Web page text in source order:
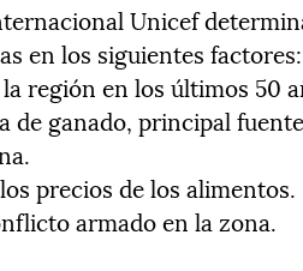
Unicef
en los siguientes factores:
la región en los últimos 50
de ganado, principal
precios de los alimentos.
armado en la zona.